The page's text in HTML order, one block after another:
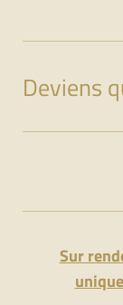
Deviens
Sur